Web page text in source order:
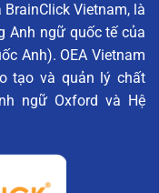
Vietnam, là
Anh ngữ quốc tế của
Anh). OEA Vietnam
tạo và quản lý chất
ngữ Oxford và Hệ